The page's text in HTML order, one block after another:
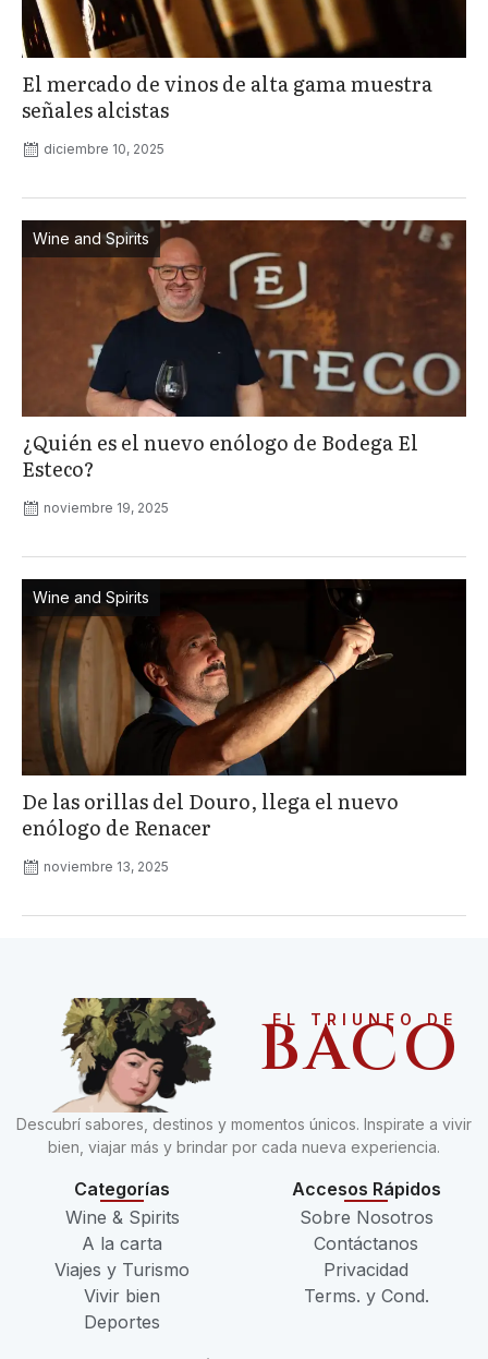
El mercado de vinos de alta gama muestra
señales alcistas
diciembre 10, 2025
Wine and Spirits
¿Quién es el nuevo enólogo de Bodega El
Esteco?
noviembre 19, 2025
Wine and Spirits
De las orillas del Douro, llega el nuevo
enólogo de Renacer
noviembre 13, 2025
EL TRIUNFO DE
BACO
Descubrí sabores, destinos y momentos únicos. Inspirate a vivir
bien, viajar más y brindar por cada nueva experiencia.
Categorías
Wine & Spirits
A la carta
Viajes y Turismo
Vivir bien
Deportes
Accesos Rápidos
Sobre Nosotros
Contáctanos
Privacidad
Terms. y Cond.